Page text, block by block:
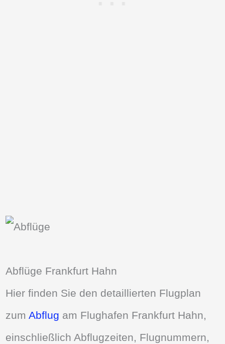
Abflüge Frankfurt Hahn
Hier finden Sie den detaillierten Flugplan
zumAbflug am Flughafen Frankfurt Hahn,
einschließlich Abflugzeiten, Flugnummern,